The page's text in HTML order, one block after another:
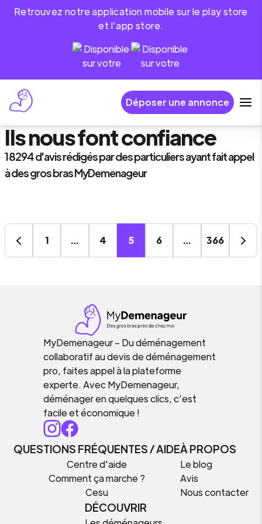
Retrouvez notre application mobile sur le play store
et l'app store.
Déposer une annonce
Ils nous font confiance
18294d'avis rédigés par des particuliers ayant fait appel
à des gros bras MyDemenageur
1 … 4 5 6 … 366
MyDemenageur – Du déménagement
collaboratif au devis de déménagement
pro, faites appel à la plateforme
experte. Avec MyDemenageur,
déménager en quelques clics, c’est
facile et économique !
QUESTIONS FRÉQUENTES / AIDE
Centre d'aide
Comment ça marche ?
Cesu
À PROPOS
Le blog
Avis
Nous contacter
DÉCOUVRIR